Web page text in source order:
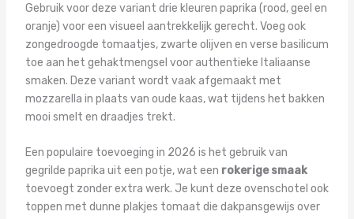
Gebruik voor deze variant drie kleuren paprika (rood, geel en
oranje) voor een visueel aantrekkelijk gerecht. Voeg ook
zongedroogde tomaatjes, zwarte olijven en verse basilicum
toe aan het gehaktmengsel voor authentieke Italiaanse
smaken. Deze variant wordt vaak afgemaakt met
mozzarella in plaats van oude kaas, wat tijdens het bakken
mooi smelt en draadjes trekt.
Een populaire toevoeging in 2026 is het gebruik van
gegrilde paprika uit een potje, wat een rokerige smaak
toevoegt zonder extra werk. Je kunt deze ovenschotel ook
toppen met dunne plakjes tomaat die dakpansgewijs over